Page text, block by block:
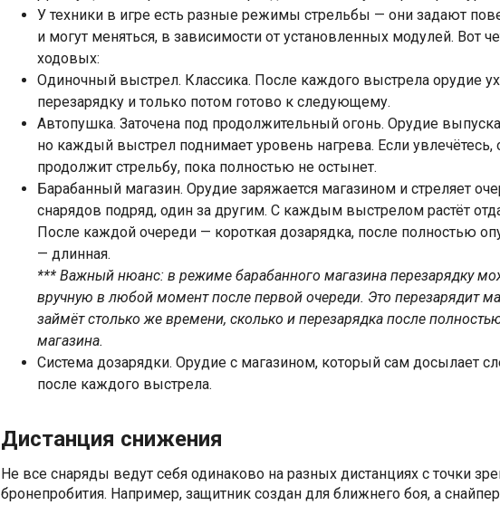
У техники в игре есть разные режимы стрельбы — они задают
и могут меняться, в зависимости от установленных модулей. Вот
ходовых:
Одиночный выстрел. Классика. После каждого выстрела орудие
перезарядку и только потом готово к следующему.
Автопушка. Заточена под продолжительный огонь. Орудие
но каждый выстрел поднимает уровень нагрева. Если увлечётесь,
продолжит стрельбу, пока полностью не остынет.
Барабанный магазин. Орудие заряжается магазином и стреляет
снарядов подряд, один за другим. С каждым выстрелом растёт
После каждой очереди — короткая дозарядка, после полностью
— длинная.
*** Важный нюанс: в режиме барабанного магазина перезарядку
вручную в любой момент после первой очереди. Это перезарядит
займёт столько же времени, сколько и перезарядка после
магазина.
Система дозарядки. Орудие с магазином, который сам досылает
после каждого выстрела.
Дистанция снижения
Не все снаряды ведут себя одинаково на разных дистанциях с точки
бронепробития. Например, защитник создан для ближнего боя, а